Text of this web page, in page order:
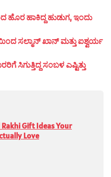
ಹೊರ ಹಾಕಿದ್ದ ಹುಡುಗ, ಇಂದು
ಸಲ್ಮಾನ್ ಖಾನ್ ಮತ್ತು ಐಶ್ವರ್ಯ
ಸಿಗುತ್ತಿದ್ದ ಸಂಬಳ ಎಷ್ಟಿತ್ತು
Gift Ideas Your
Love